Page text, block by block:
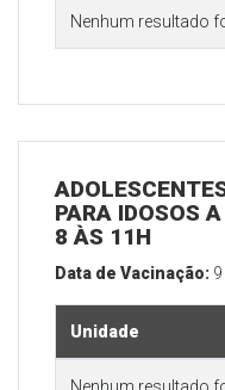
Nenhum resultado
PARA IDOSOS
8 ÀS 11H
Data de Vacinação:
Unidade